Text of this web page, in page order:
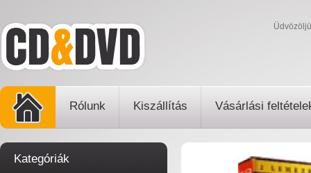
Rólunk Kiszállítás Vásárlási
Kategóriák